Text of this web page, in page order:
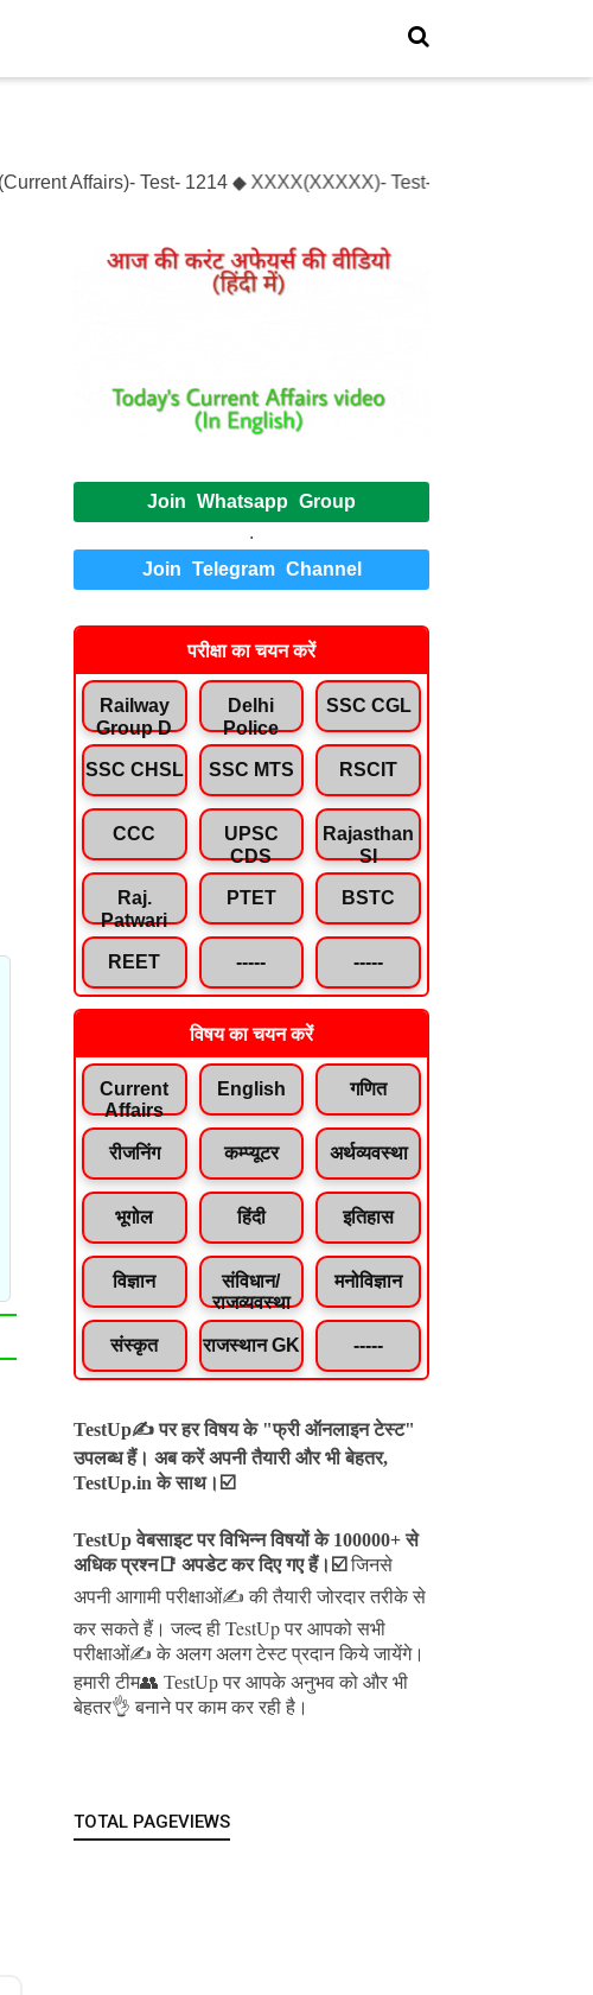
Test- 1214 ◆ XXXX(XXXXX)- Test- XXXXXX
Join Whatsapp Group
.
Join Telegram Channel
परीक्षा का चयन करें
Railway
Group D
Delhi
Police
SSC CGL
SSC CHSL SSC MTS RSCIT
CCC
UPSC
CDS
Rajasthan
SI
Raj.
Patwari
PTET BSTC
REET ----- -----
विषय का चयन करें
Current
Affairs
English गणित
रीजनिंग कम्प्यूटर अर्थव्यवस्था
भूगोल हिंदी इतिहास
विज्ञान
संविधान/
राजव्यवस्था
मनोविज्ञान
संस्कृत राजस्थान GK -----
TestUp✍️ पर हर विषय के "फ्री ऑनलाइन टेस्ट"
उपलब्ध हैं। अब करें अपनी तैयारी और भी बेहतर,
TestUp.in के साथ।☑️
TestUp वेबसाइट पर विभिन्न विषयों के 100000+ से
अधिक प्रश्न📑 अपडेट कर दिए गए हैं। ☑️ जिनसे
अपनी आगामी परीक्षाओं✍️ की तैयारी जोरदार तरीके से
कर सकते हैं।जल्द ही TestUp पर आपको सभी
परीक्षाओं✍️ के अलग अलग टेस्ट प्रदान किये जायेंगे।
हमारी टीम👥 TestUp पर आपके अनुभव को और भी
बेहतर👌 बनाने पर काम कर रही है।
TOTAL PAGEVIEWS